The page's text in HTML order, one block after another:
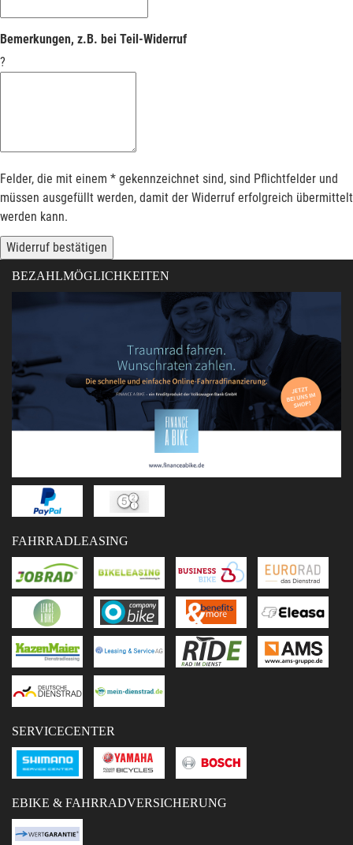
Bemerkungen, z.B. bei Teil-Widerruf
?
Felder, die mit einem * gekennzeichnet sind, sind Pflichtfelder und
müssen ausgefüllt werden, damit der Widerruf erfolgreich übermittelt
werden kann.
Widerruf bestätigen
BEZAHLMÖGLICHKEITEN
FAHRRADLEASING
SERVICECENTER
EBIKE & FAHRRADVERSICHERUNG